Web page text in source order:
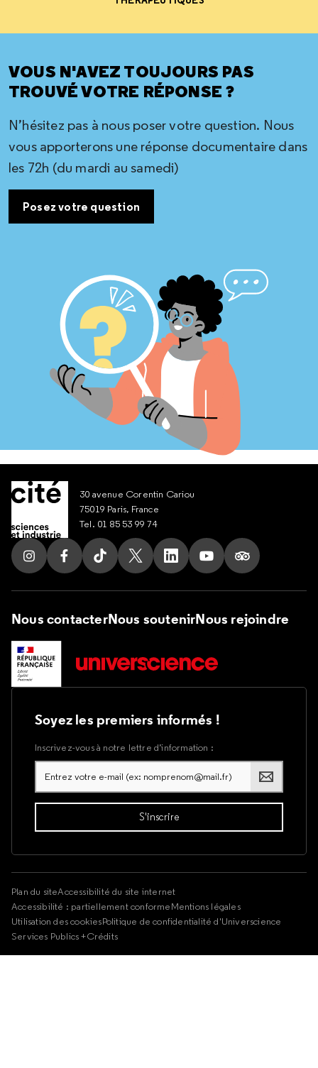
VOUS N'AVEZ TOUJOURS PAS
TROUVÉ VOTRE RÉPONSE ?
N’hésitez pas à nous poser votre question. Nous
vous apporterons une réponse documentaire dans
les 72h (du mardi au samedi)
Posez votre question
30 avenue Corentin Cariou
75019 Paris, France
Tel. 01 85 53 99 74
Suivez nous sur Instagram
Suivez nous sur Facebook
Suivez nous sur Tik Tok
Suivez nous sur X
Suivez nous sur LinkedIn
Suivez nous sur
Suivez nous
Nous contacterNous soutenirNous rejoindre
Soyez les premiers informés !
Inscrivez-vous à notre lettre d’information :
Plan du siteAccessibilité du site internet
Accessibilité : partiellement conformeMentions légales
Utilisation des cookiesPolitique de confidentialité d'Universcience
Services Publics +Crédits